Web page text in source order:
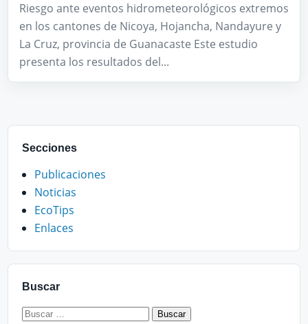
Riesgo ante eventos hidrometeorológicos extremos
en los cantones de Nicoya, Hojancha, Nandayure y
La Cruz, provincia de Guanacaste Este estudio
presenta los resultados del...
Secciones
Publicaciones
Noticias
EcoTips
Enlaces
Buscar
Buscar: